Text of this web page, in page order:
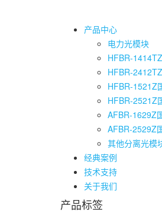
产品中心
电力光模块
HFBR-
HFBR-
HFBR-1521Z
HFBR-2521Z
AFBR-1629Z
AFBR-2529Z
其他分离光模
经典案例
技术支持
关于我们
产品标签